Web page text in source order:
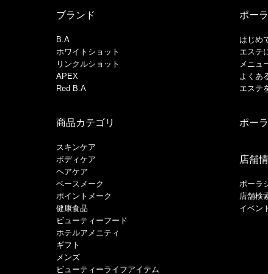
ブランド
B.A
ホワイトショット
リンクルショット
APEX
Red B.A
商品カテゴリ
スキンケア
ボディケア
ヘアケア
​ベースメーク​
ポイントメーク​
健康食品
ビューティーフード
ホテルアメニティ
ギフト
メンズ
ビューティーライフアイテム
ポー
はじめ
エステ
メニュ
よくあ
エステ
ポー
店舗
ポーラ
店舗検
イベン